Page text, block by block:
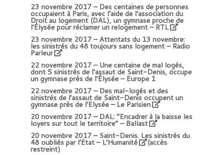
23 novembre 2017 –Des centaines de personnes
occupaient à Paris, avec l’aide de l’association du
Droit au logement (DAL), un gymnase proche de
l’Élysée pour réclamer un relogement– RTL
23 novembre 2017 –Attentats du 13 novembre:
les sinistrés du 48 toujours sans logement – Radio
Parleur
22 novembre 2017 –Une centaine de mal logés,
dont 5 sinistrés de l’assaut de Saint-Denis, occupe
un gymnase près de l’Élysée– Europe 1
22 novembre 2017 –Des mal-logés et des
sinistrés de l’assaut de Saint-Denis occupent un
gymnase près de l’Elysée– Le Parisien
20 novembre 2017 –DAL: “Encadrer à la baisse les
loyers sur tout le territoire” – Ballast
20 novembre 2017 –Saint-Denis. Les sinistrés du
48 oubliés par l’Etat – L’Humanité (accès
restreint)